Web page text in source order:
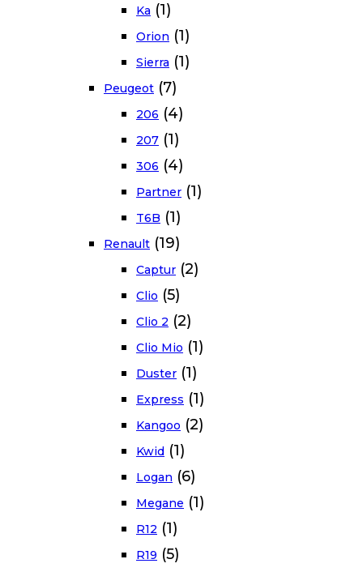
Ka (1)
Orion (1)
Sierra (1)
Peugeot (7)
206 (4)
207 (1)
306 (4)
Partner (1)
T6B (1)
Renault (19)
Captur (2)
Clio (5)
Clio 2 (2)
Clio Mio (1)
Duster (1)
Express (1)
Kangoo (2)
Kwid (1)
Logan (6)
Megane (1)
R12 (1)
R19 (5)